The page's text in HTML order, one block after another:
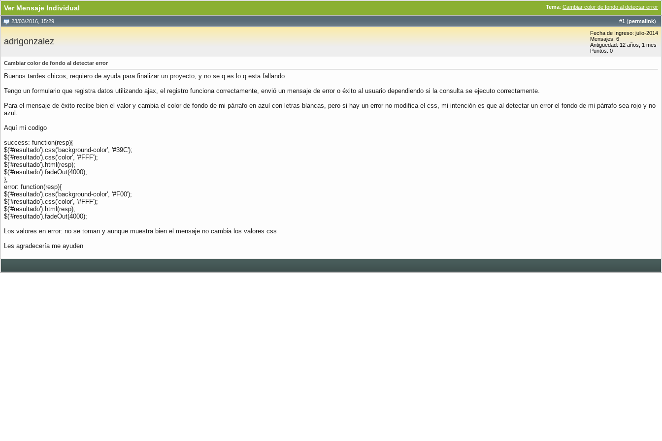
Tema: Cambiar color de fondo al detectar error
Ver Mensaje Individual
#1 (permalink)
23/03/2016, 15:29
adrigonzalez
Fecha de Ingreso: julio-2014
Mensajes: 6
Antigüedad: 12 años, 1 mes
Puntos: 0
Cambiar color de fondo al detectar error
Buenos tardes chicos, requiero de ayuda para finalizar un proyecto, y no se q es lo q esta fallando.
Tengo un formulario que registra datos utilizando ajax, el registro funciona correctamente, envió un mensaje de error o éxito al usuario dependiendo si la consulta se ejecuto correctamente.
Para el mensaje de éxito recibe bien el valor y cambia el color de fondo de mi párrafo en azul con letras blancas, pero si hay un error no modifica el css, mi intención es que al detectar un error el fondo de mi párrafo sea rojo y no
azul.
Aquí mi codigo
success: function(resp){
$('#resultado').css('background-color', '#39C');
$('#resultado').css('color', '#FFF');
$('#resultado').html(resp);
$('#resultado').fadeOut(4000);
},
error: function(resp){
$('#resultado').css('background-color', '#F00');
$('#resultado').css('color', '#FFF');
$('#resultado').html(resp);
$('#resultado').fadeOut(4000);
Los valores en error: no se toman y aunque muestra bien el mensaje no cambia los valores css
Les agradecería me ayuden